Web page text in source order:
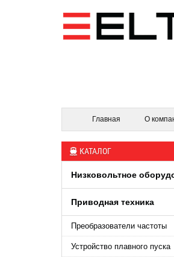
Главная О
КАТАЛОГ
Низковольтное
Приводная техника
Преобразователи частоты
Устройство плавного пуска